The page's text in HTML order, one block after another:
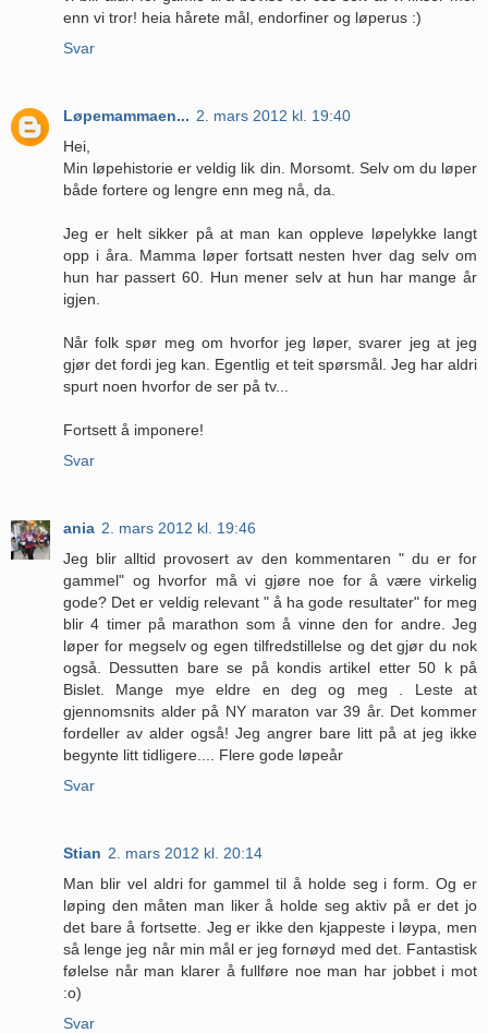
enn vi tror! heia hårete mål, endorfiner og løperus :)
Svar
Løpemammaen... 2. mars 2012 kl. 19:40
Hei,
Min løpehistorie er veldig lik din. Morsomt. Selv om du løper
både fortere og lengre enn meg nå, da.
Jeg er helt sikker på at man kan oppleve løpelykke langt
opp i åra. Mamma løper fortsatt nesten hver dag selv om
hun har passert 60. Hun mener selv at hun har mange år
igjen.
Når folk spør meg om hvorfor jeg løper, svarer jeg at jeg
gjør det fordi jeg kan. Egentlig et teit spørsmål. Jeg har aldri
spurt noen hvorfor de ser på tv...
Fortsett å imponere!
Svar
ania 2. mars 2012 kl. 19:46
Jeg blir alltid provosert av den kommentaren " du er for
gammel" og hvorfor må vi gjøre noe for å være virkelig
gode? Det er veldig relevant " å ha gode resultater" for meg
blir 4 timer på marathon som å vinne den for andre. Jeg
løper for megselv og egen tilfredstillelse og det gjør du nok
også. Dessutten bare se på kondis artikel etter 50 k på
Bislet. Mange mye eldre en deg og meg . Leste at
gjennomsnits alder på NY maraton var 39 år. Det kommer
fordeller av alder også! Jeg angrer bare litt på at jeg ikke
begynte litt tidligere.... Flere gode løpeår
Svar
Stian 2. mars 2012 kl. 20:14
Man blir vel aldri for gammel til å holde seg i form. Og er
løping den måten man liker å holde seg aktiv på er det jo
det bare å fortsette. Jeg er ikke den kjappeste i løypa, men
så lenge jeg når min mål er jeg fornøyd med det. Fantastisk
følelse når man klarer å fullføre noe man har jobbet i mot
:o)
Svar